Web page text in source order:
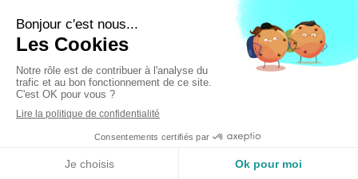
DuLundiauMercredi Samedide9hà
14h
Création et référencement du site par Simplébo